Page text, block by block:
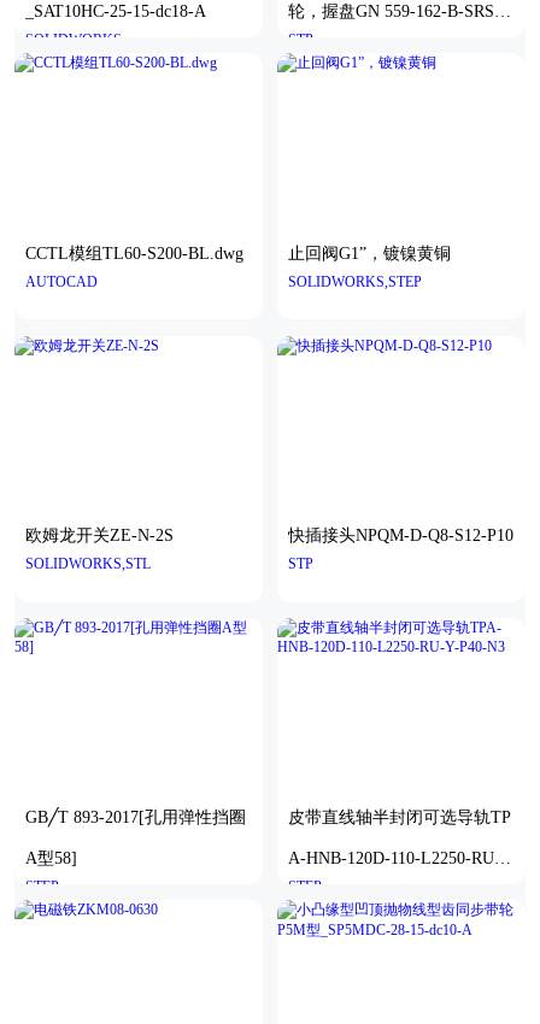
_SAT10HC-25-15-dc18-A
SOLIDWORKS
轮，握盘GN 559-162-B-SRSR1
62--402528M 8--57-3828--822--
STP
CCTL模组TL60-S200-BL.dwg
AUTOCAD
止回阀G1”，镀镍黄铜
SOLIDWORKS,STEP
欧姆龙开关ZE-N-2S
SOLIDWORKS,STL
快插接头NPQM-D-Q8-S12-P10
STP
GB╱T 893-2017[孔用弹性挡圈
A型58]
STEP
皮带直线轴半封闭可选导轨TP
A-HNB-120D-110-L2250-RU-Y
-P40-N3
STEP